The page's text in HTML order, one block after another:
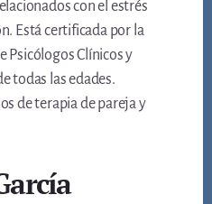
con el estrés
Está certificada por la
Psicólogos Clínicos y
todas las edades.
de terapia de pareja y